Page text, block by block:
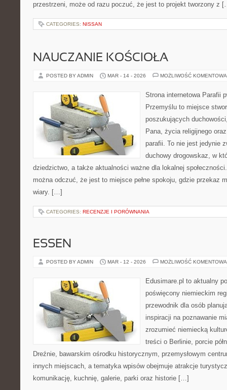
przestrzeni, może od razu poczuć, że jest to projekt tworzony z
CATEGORIES: NISSAN
NAUCZANIE KOŚCIOŁA
POSTED BY ADMIN MAR - 14 - 2026 MOŻLIWOŚĆ
Strona internetowa Parafii
Przemyślu to miejsce
poszukujących
Pana, życia religijnego
parafii. To nie jest jedynie
duchowy drogowskaz, w
dziedzictwo, a także aktualności ważne dla lokalnej
można odczuć, że jest to miejsce pełne spokoju, gdzie przekaz
wiary. […]
CATEGORIES: RECENZJE I PORÓWNANIA
ESSEN
POSTED BY ADMIN MAR - 12 - 2026 MOŻLIWOŚĆ
Edusimare.pl to aktualny
poświęcony niemieckim
przewodnik dla osób
inspiracji na poznawanie
zrozumieć niemiecką
treści o Berlinie, porcie
Dreźnie, bawarskim ośrodku historycznym, przemysłowym
innych miejscach, a tematyka wpisów obejmuje atrakcje
komunikację, kuchnię, galerie, parki oraz historie […]